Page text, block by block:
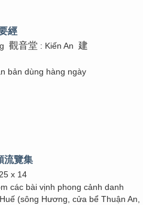
經
觀音堂 : Kiến An 建
bản dùng hàng ngày
流覽集
x 14
các bài vịnh phong cảnh danh
(sông Hương, cửa bể Thuận An,